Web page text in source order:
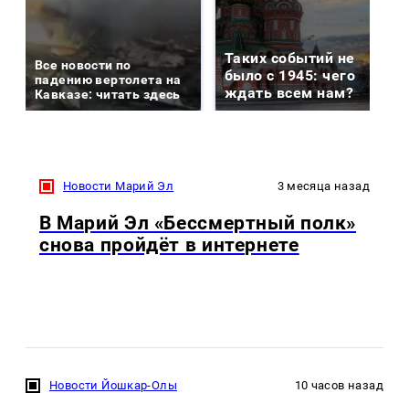
Все новости по
падению вертолета на
Кавказе: читать здесь
Таких событий не
было с 1945: чего
ждать всем нам?
Новости Марий Эл 3 месяца назад
В Марий Эл «Бессмертный полк»
снова пройдёт в интернете
Новости Йошкар-Олы 10 часов назад